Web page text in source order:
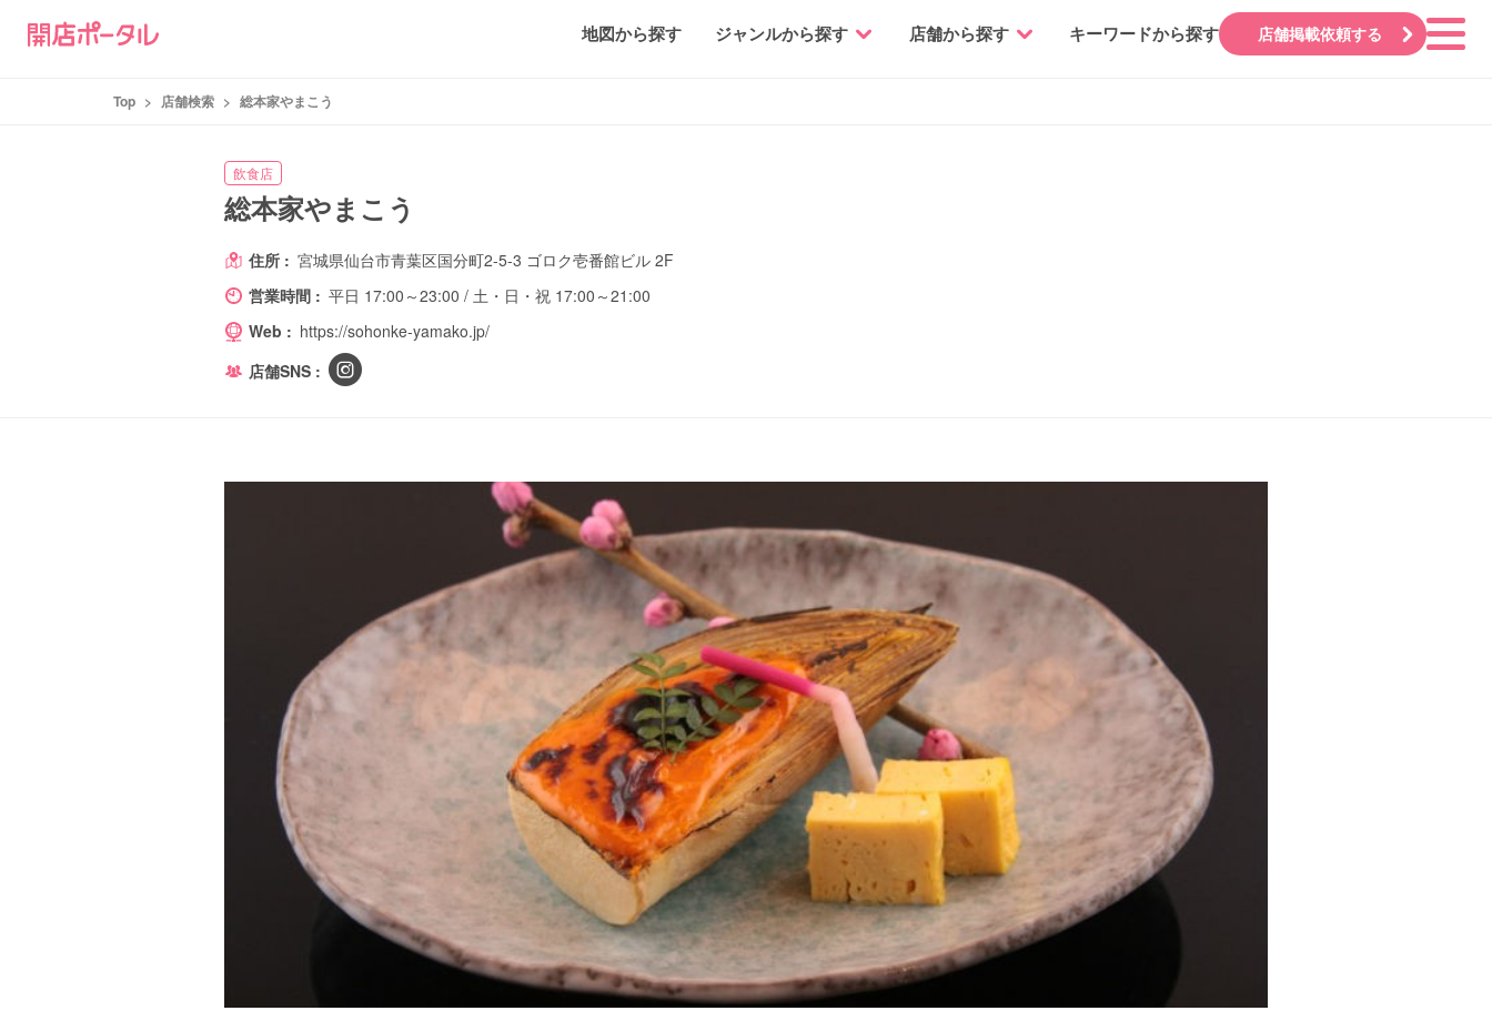
地図から探す ジャンルから探す 店舗から探す キーワードから探す 店舗掲載依頼する
Top > 店舗検索 > 総本家やまこう
飲食店
総本家やまこう
住所 : 宮城県仙台市青葉区国分町2-5-3 ゴロク壱番館ビル 2F
営業時間 : 平日 17:00～23:00 / 土・日・祝 17:00～21:00
Web : https://sohonke-yamako.jp/
店舗SNS :